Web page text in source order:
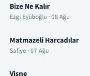
Bize Ne Kalır
Ezgi Eyüboğlu · 08 Ağu
Matmazeli Harcadılar
Safiye · 07 Ağu
Vişne